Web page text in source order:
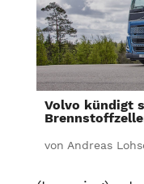
Volvo kündigt
von Andreas